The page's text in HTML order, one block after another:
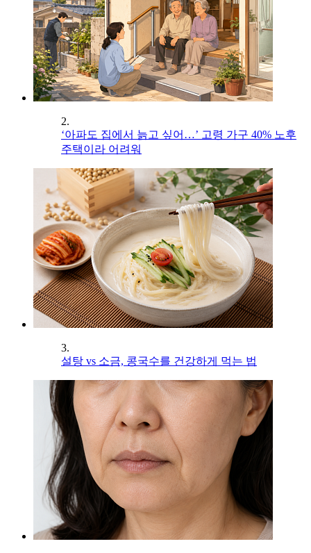
2.
‘아파도 집에서 늙고 싶어…’ 고령 가구 40% 노후
주택이라 어려워
3.
설탕 vs 소금, 콩국수를 건강하게 먹는 법